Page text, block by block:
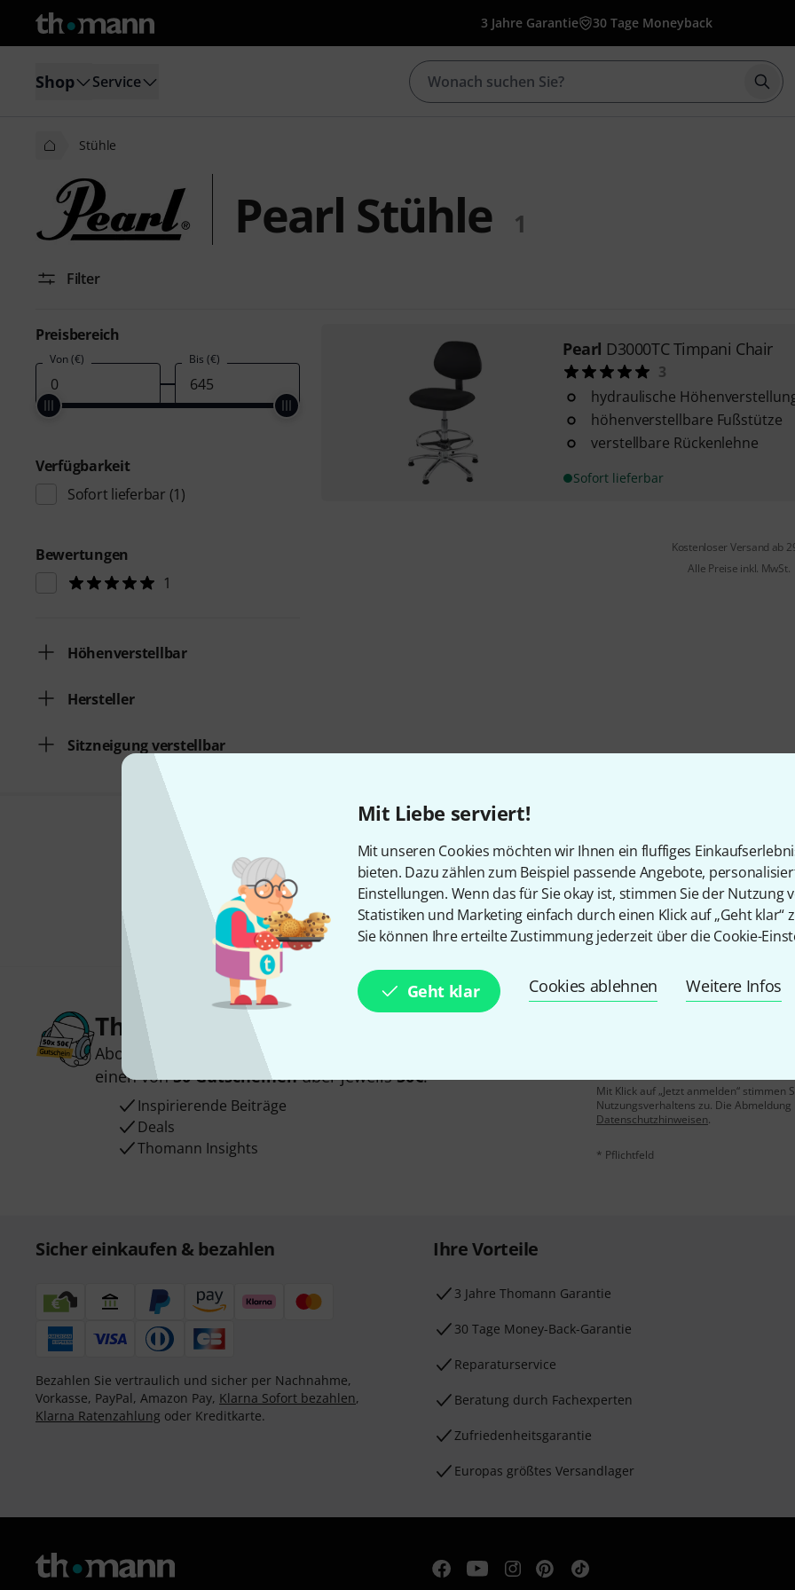
Mit Liebe serviert!
Mit unseren Cookies möchten wir Ihnen ein fluffiges
bieten. Dazu zählen zum Beispiel passende Angebote,
Einstellungen. Wenn das für Sie okay ist, stimmen Sie der Nutzung
Statistiken und Marketing einfach durch einen Klick auf „Geht klar“
Sie können Ihre erteilte Zustimmung jederzeit über die Cookie-
Geht klar Cookies ablehnen Weitere Infos
3 Jahre Garantie 30 Tage Moneyback
Shop Service
Stühle
Pearl Stühle 1
Filter
Preisbereich
Von (€) Bis (€)
Verfügbarkeit
Sofort lieferbar (1)
Bewertungen
1
Höhenverstellbar
Hersteller
Sitzneigung verstellbar
Pearl D3000TC Timpani Chair
3
hydraulische
höhenverstellbare Fußstütze
verstellbare Rückenlehne
Sofort lieferbar
Kostenloser Versand ab
Alle Preise inkl. MwSt.
Gefällt Ihnen, was Sie sehen?
Teilen Hilfe & Feedback
Thomann Newsletter
Abonniere den Thomann Newsletter und gewinne mit etwas Glück
einen von50 Gutscheinenüber jeweils50€!
Inspirierende Beiträge
Deals
Thomann Insights
Mit Klick auf „Jetzt anmelden“
Nutzungsverhaltens zu. Die
Datenschutzhinweisen.
* Pflichtfeld
Sicher einkaufen & bezahlen
Bezahlen Sie vertraulich und sicher per Nachnahme,
Vorkasse, PayPal, Amazon Pay, Klarna Sofort bezahlen,
Klarna Ratenzahlung oder Kreditkarte.
Ihre Vorteile
3 Jahre Thomann Garantie
30 Tage Money-Back-Garantie
Reparaturservice
Beratung durch Fachexperten
Zufriedenheitsgarantie
Europas größtes Versandlager